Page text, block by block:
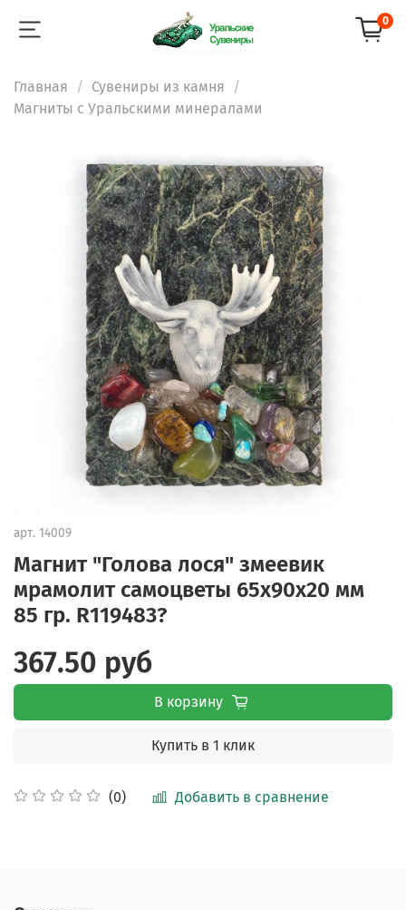
0
Главная
Сувениры из камня
Магниты с Уральскими минералами
арт. 14009
Магнит "Голова лося" змеевик
мрамолит самоцветы 65х90х20 мм
85 гр. R119483?
(0) Добавить в сравнение
367.50 руб
В корзину
Купить в 1 клик